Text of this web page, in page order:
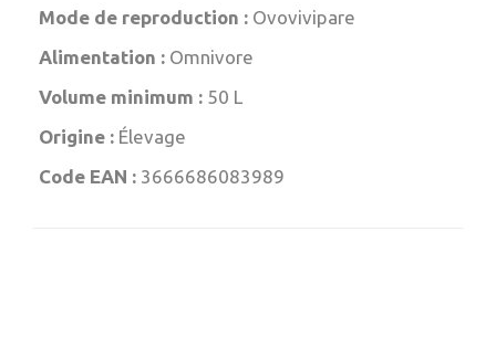
Mode de reproduction : Ovovivipare
Alimentation : Omnivore
Volume minimum : 50 L
Origine : Élevage
Code EAN : 3666686083989